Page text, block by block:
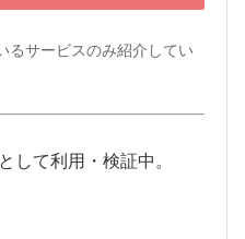
るサービスのみ紹介してい
して利用・検証中。